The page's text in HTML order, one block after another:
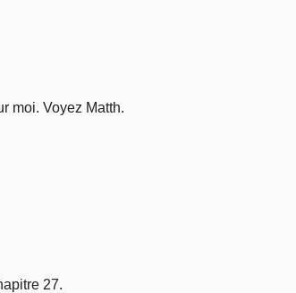
moi. Voyez Matth.
27.